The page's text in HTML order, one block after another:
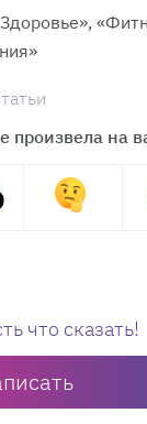
произвела на
что сказать!